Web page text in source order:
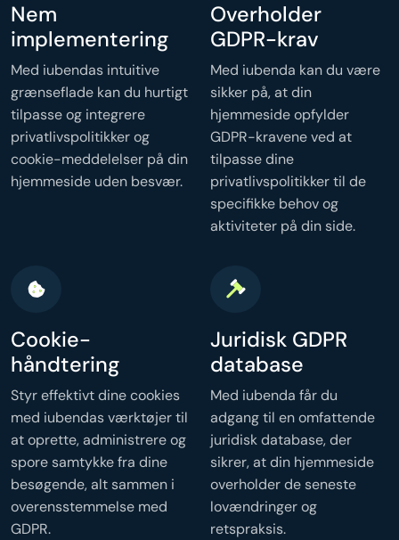
Nem
implementering
Med iubendas intuitive
grænseflade kan du hurtigt
tilpasse og integrere
privatlivspolitikker og
cookie-meddelelser på din
hjemmeside uden besvær.
Overholder
GDPR-krav
Med iubenda kan du være
sikker på, at din
hjemmeside opfylder
GDPR-kravene ved at
tilpasse dine
privatlivspolitikker til de
specifikke behov og
aktiviteter på din side.
Cookie-
håndtering
Styr effektivt dine cookies
med iubendas værktøjer til
at oprette, administrere og
spore samtykke fra dine
besøgende, alt sammen i
overensstemmelse med
GDPR.
Juridisk GDPR
database
Med iubenda får du
adgang til en omfattende
juridisk database, der
sikrer, at din hjemmeside
overholder de seneste
lovændringer og
retspraksis.